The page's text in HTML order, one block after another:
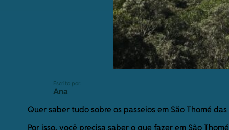
Escrito por:
Ana
Quer saber tudo sobre os passeios em São Thomé
Por isso, você precisa saber o que fazer em São